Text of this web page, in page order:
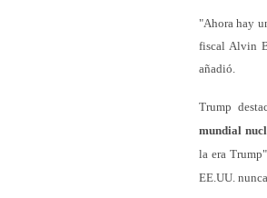
"Ahora hay
fiscal Alvin
añadió.
Trump
mundial
la era
EE.UU.